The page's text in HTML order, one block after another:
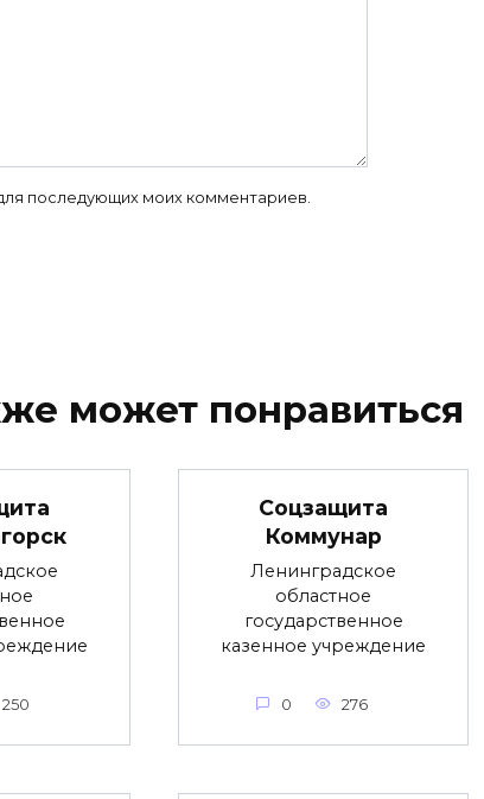
последующих моих комментариев.
может понравиться
250
Соцзащита
Коммунар
Ленинградское
областное
государственное
казенное учреждение
0 276